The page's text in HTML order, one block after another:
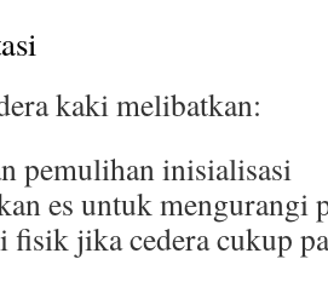
kaki melibatkan:
pemulihan inisialisasi
es untuk mengurangi
fisik jika cedera cukup